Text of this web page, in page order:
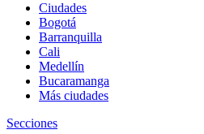
Ciudades
Bogotá
Barranquilla
Cali
Medellín
Bucaramanga
Más ciudades
Secciones